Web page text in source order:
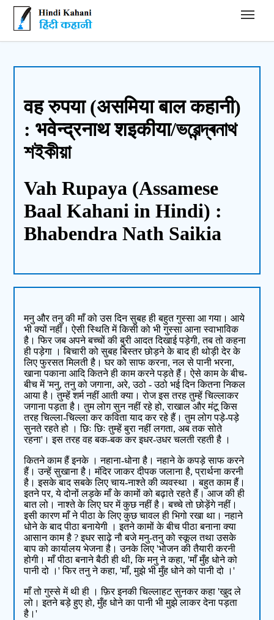
Hindi Kahani - हिंदी कहानी
वह रुपया (असमिया बाल कहानी)
: भवेन्द्रनाथ शइकीया/ভৱেন্দ্ৰনাথ
শইকীয়া
Vah Rupaya (Assamese
Baal Kahani in Hindi) :
Bhabendra Nath Saikia
मनु और तनु की माँ को उस दिन सुबह ही बहुत गुस्सा आ गया। आये
भी क्यों नहीं। ऐसी स्थिति में किसी को भी गुस्सा आना स्वाभाविक
है। फिर जब अपने बच्चों की बुरी आदत दिखाई पड़ेगी, तब तो कहना
ही पड़ेगा । बिचारी को सुबह बिस्तर छोड़ने के बाद ही थोड़ी देर के
लिए फुरसत मिलती है। घर को साफ करना, नल से पानी भरना,
खाना पकाना आदि कितने ही काम करने पड़ते हैं। ऐसे काम के बीच-
बीच में 'मनु, तनु को जगाना, अरे, उठो - उठो भई दिन कितना निकल
आया है। तुम्हें शर्म नहीं आती क्या। रोज इस तरह तुम्हें चिल्लाकर
जगाना पड़ता है। तुम लोग सुन नहीं रहे हो, राखाल और मंटू किस
तरह चिल्ला-चिल्ला कर कविता याद कर रहे हैं। तुम लोग पड़े-पड़े
सुनते रहते हो । छिः छिः तुम्हें बुरा नहीं लगता, अब तक सोते
रहना'। इस तरह वह बक-बक कर इधर-उधर चलती रहती है ।
कितने काम हैं इनके । नहाना-धोना है। नहाने के कपड़े साफ करने
हैं। उन्हें सुखाना है। मंदिर जाकर दीपक जलाना है, प्रार्थना करनी
है। इसके बाद सबके लिए चाय-नाश्ते की व्यवस्था । बहुत काम हैं।
इतने पर, ये दोनों लड़के माँ के कामों को बढ़ाते रहते हैं। आज की ही
बात लो। नाश्ते के लिए घर में कुछ नहीं है। बच्चे तो छोड़ेंगे नहीं।
इसी कारण माँ ने पीठा के लिए कुछ चावल ही भिगो रखा था। नहाने
धोने के बाद पीठा बनायेगी । इतने कामों के बीच पीठा बनाना क्या
आसान काम है ? इधर साढ़े नौ बजे मनु-तनु को स्कूल तथा उसके
बाप को कार्यालय भेजना है। उनके लिए 'भोजन की तैयारी करनी
होगी। माँ पीठा बनाने बैठी ही थी, कि मनु ने कहा, 'माँ मुँह धोने को
पानी दो ।' फिर तनु ने कहा, 'माँ, मुझे भी मुँह धोने को पानी दो ।'
माँ तो गुस्से में थी ही । फ़िर इनकी चिल्लाहट सुनकर कहा 'खुद ले
लो। इतने बड़े हुए हो, मुँह धोने का पानी भी मुझे लाकर देना पड़ता
है।'